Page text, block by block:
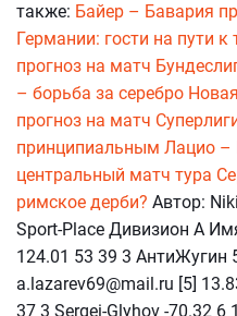
также: Байер – Бавария
Германии: гости на пути к
прогноз на матч
– борьба за серебро
прогноз на матч
принципиальным Лацио –
центральный матч тура
римское дерби? Автор:
Sport-Place Дивизион А
124.01 53 39 3 АнтиЖугин
a.lazarev69@mail.ru [5]
37 3 Sergei-Glyhov -70.32 6